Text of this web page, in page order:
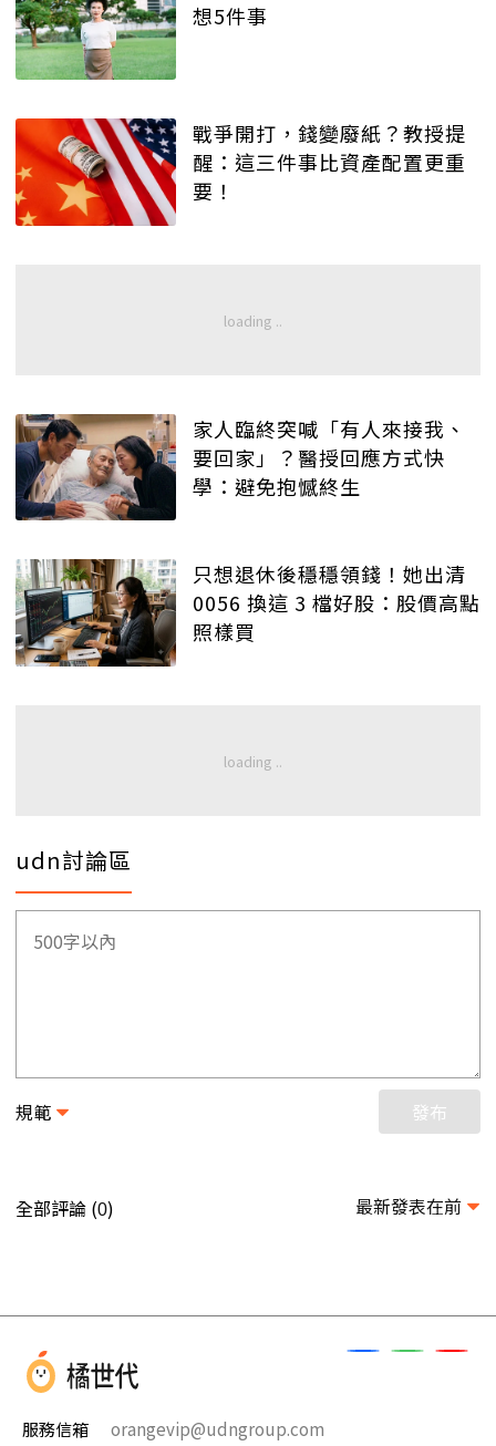
想5件事
戰爭開打，錢變廢紙？教授提
醒：這三件事比資產配置更重
要！
家人臨終突喊「有人來接我、
要回家」？醫授回應方式快
學：避免抱憾終生
只想退休後穩穩領錢！她出清
0056 換這 3 檔好股：股價高點
照樣買
udn討論區
規範 發布
全部評論 (0) 最新發表在前
服務信箱 orangevip@udngroup.com